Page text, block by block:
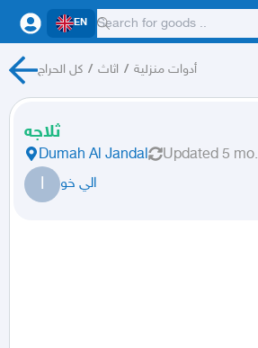
EN
كل الحراج / اثاث / أدوات منزلية
ثلاجه
Dumah Al Jandal Updated 5
ا الي خو